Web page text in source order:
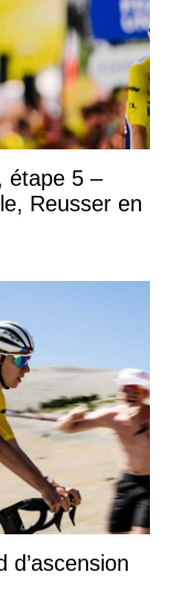
étape 5 –
Reusser en
d’ascension